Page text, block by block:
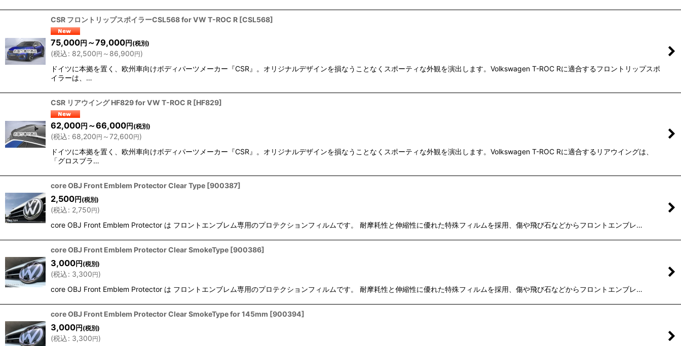
CSR フロントリップスポイラーCSL568 for VW T-ROC R [CSL568]
75,000円 ～79,000円 (税別)
(税込: 82,500円 ～86,900円)
ドイツに本拠を置く、欧州車向けボディパーツメーカー『CSR』。オリジナルデザインを損なうことなくスポーティな外観を演出します。Volkswagen T-ROC Rに適合するフロントリップスポ
イラーは、…
CSR リアウイング HF829 for VW T-ROC R [HF829]
62,000円 ～66,000円 (税別)
(税込: 68,200円 ～72,600円)
ドイツに本拠を置く、欧州車向けボディパーツメーカー『CSR』。オリジナルデザインを損なうことなくスポーティな外観を演出します。Volkswagen T-ROC Rに適合するリアウイングは、
「グロスブラ…
core OBJ Front Emblem Protector Clear Type [900387]
2,500円 (税別)
(税込: 2,750円)
core OBJ Front Emblem Protector は フロントエンブレム専用のプロテクションフィルムです。 耐摩耗性と伸縮性に優れた特殊フィルムを採用、傷や飛び石などからフロントエンブレ…
core OBJ Front Emblem Protector Clear SmokeType [900386]
3,000円 (税別)
(税込: 3,300円)
core OBJ Front Emblem Protector は フロントエンブレム専用のプロテクションフィルムです。 耐摩耗性と伸縮性に優れた特殊フィルムを採用、傷や飛び石などからフロントエンブレ…
core OBJ Front Emblem Protector Clear SmokeType for 145mm [900394]
3,000円 (税別)
(税込: 3,300円)